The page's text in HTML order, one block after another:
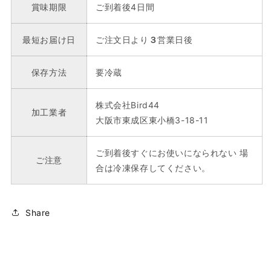
賞味期限 ご到着後4日間
最短お届け日 ご注文日より ３営業日後
保存方法 要冷蔵
加工業者
株式会社Bird44
大阪市東成区東小橋3-18-11
ご注意
ご到着後すぐにお使いになられない 場
合は冷凍保存してください。
Share